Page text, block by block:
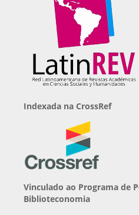
Indexada na CrossRef
Vinculado ao Programa de
Biblioteconomia